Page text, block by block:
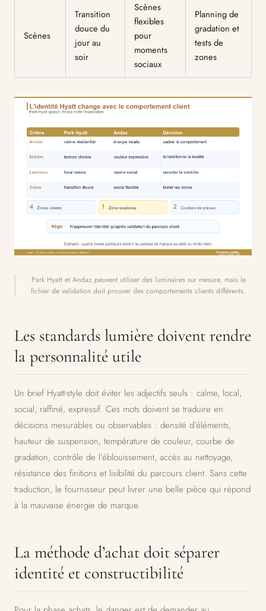
Scènes
Transition
douce du
jour au
soir
Scènes
flexibles
pour
moments
sociaux
Planning de
gradation et
tests de
zones
Park Hyatt et Andaz peuvent utiliser des luminaires sur mesure, mais le
fichier de validation doit prouver des comportements clients différents.
Les standards lumière doivent rendre
la personnalité utile
Un brief Hyatt-style doit éviter les adjectifs seuls : calme, local,
social, raffiné, expressif. Ces mots doivent se traduire en
décisions mesurables ou observables : densité d’éléments,
hauteur de suspension, température de couleur, courbe de
gradation, contrôle de l’éblouissement, accès au nettoyage,
résistance des finitions et lisibilité du parcours client. Sans cette
traduction, le fournisseur peut livrer une belle pièce qui répond
à la mauvaise énergie de marque.
La méthode d’achat doit séparer
identité et constructibilité